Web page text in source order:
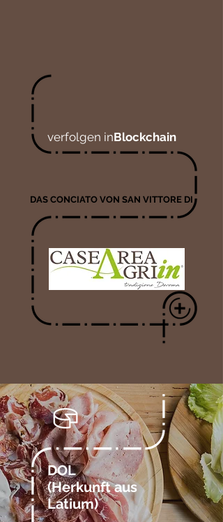
verfolgen inBlockchain
DAS CONCIATO VON SAN VITTORE DI
DOL
(Herkunft aus
Latium)